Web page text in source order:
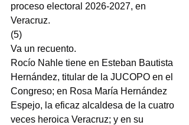
proceso electoral 2026-2027, en
Veracruz.
(5)
Va un recuento.
Rocío Nahle tiene en Esteban Bautista
Hernández, titular de la JUCOPO en el
Congreso; en Rosa María Hernández
Espejo, la eficaz alcaldesa de la cuatro
veces heroica Veracruz; y en su